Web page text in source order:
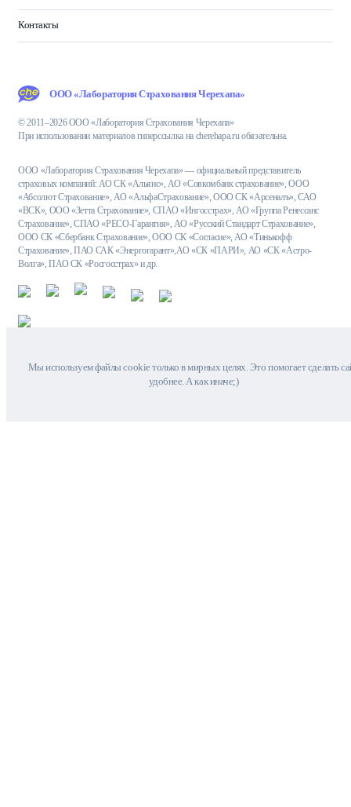
Контакты
ООО «Лаборатория Страхования Черехапа»
© 2011–2026 ООО «Лаборатория Страхования Черехапа»
При использовании материалов гиперссылка на cherehapa.ru обязательна.
ООО «Лаборатория Страхования Черехапа» — официальный представитель
страховых компаний: АО СК «Альянс», АО «Совкомбанк страхование», ООО
«Абсолют Страхование», АО «АльфаСтрахование», ООО СК «Арсеналъ», САО
«ВСК», ООО «Зетта Страхование», СПАО «Ингосстрах», АО «Группа Ренессанс
Страхование», СПАО «РЕСО-Гарантия», АО «Русский Стандарт Страхование»,
ООО СК «Сбербанк Страхование», ООО СК «Согласие», АО «Тинькофф
Страхование», ПАО САК «Энергогарант»,АО «СК «ПАРИ», АО «СК «Астро-
Волга», ПАО СК «Росгосстрах» и др.
Мы используем файлы cookie только в мирных целях. Это помогает сделать
удобнее. А как иначе;)